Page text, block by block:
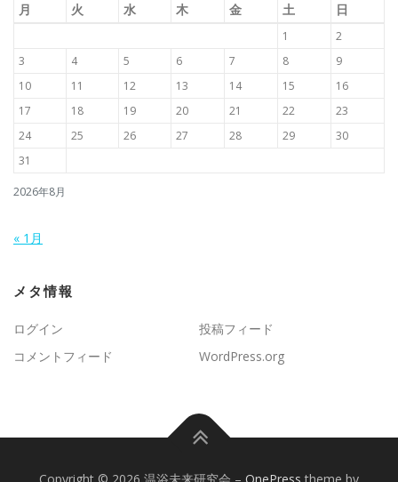
2026年8月
月 火 水 木 金 土 日
1
2
3
4 5 6 7 8
9
10
11 12 13 14 15
16
17
18 19 20 21 22
23
24
25 26 27 28 29
30
31
« 1月
メタ情報
ログイン
投稿フィード
コメントフィード
WordPress.org